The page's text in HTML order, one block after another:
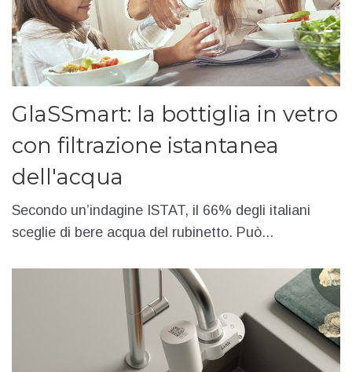
GlaSSmart: la bottiglia in vetro
con filtrazione istantanea
dell'acqua
Secondo un’indagine ISTAT, il 66% degli italiani
sceglie di bere acqua del rubinetto. Può...